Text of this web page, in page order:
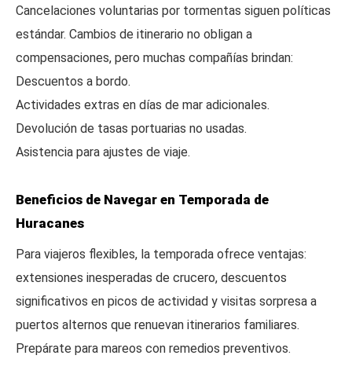
Cancelaciones voluntarias por tormentas siguen políticas
estándar. Cambios de itinerario no obligan a
compensaciones, pero muchas compañías brindan:
Descuentos a bordo.
Actividades extras en días de mar adicionales.
Devolución de tasas portuarias no usadas.
Asistencia para ajustes de viaje.
Beneficios de Navegar en Temporada de
Huracanes
Para viajeros flexibles, la temporada ofrece ventajas:
extensiones inesperadas de crucero, descuentos
significativos en picos de actividad y visitas sorpresa a
puertos alternos que renuevan itinerarios familiares.
Prepárate para mareos con remedios preventivos.